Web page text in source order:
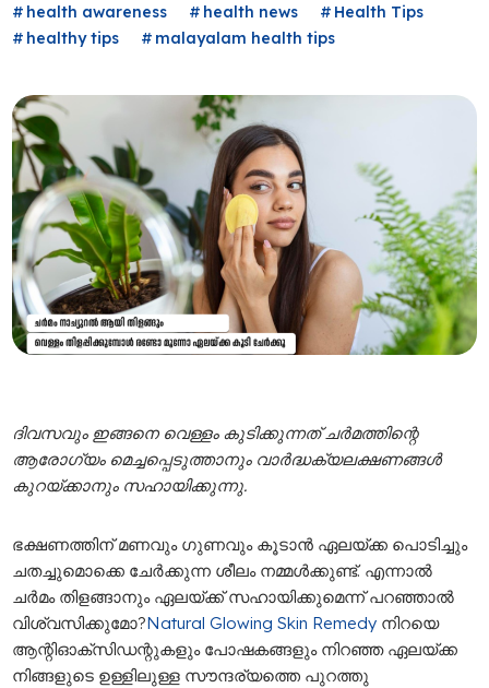
health awareness health news
Health Tips
healthy tips
malayalam health tips
ദിവസവും ഇങ്ങനെ വെള്ളം കുടിക്കുന്നത് ചർമത്തിന്റെ
ആരോഗ്യം മെച്ചപ്പെടുത്താനും വാർദ്ധക്യലക്ഷണങ്ങൾ
കുറയ്ക്കാനും സഹായിക്കുന്നു.
ഭക്ഷണത്തിന് മണവും ​ഗുണവും കൂടാൻ ഏലയ്ക്ക പൊടിച്ചും
ചതച്ചുമൊക്കെ ചേർക്കുന്ന ശീലം നമ്മൾക്കുണ്ട്. എന്നാൽ
ചർമം തിളങ്ങാനും ഏലയ്ക്ക് സഹായിക്കുമെന്ന് പറഞ്ഞാൽ
വിശ്വസിക്കുമോ?Natural Glowing Skin Remedy നിറയെ
ആന്റിഓക്സിഡന്റുകളും പോഷകങ്ങളും നിറഞ്ഞ ഏലയ്ക്ക
നിങ്ങളുടെ ഉള്ളിലുള്ള സൗന്ദര്യത്തെ പുറത്തു